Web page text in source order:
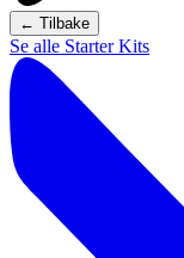
← Tilbake
Se alle Starter Kits